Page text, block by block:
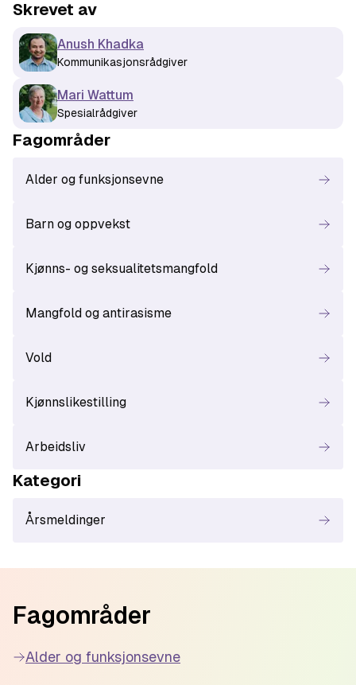
Skrevet av
Anush Khadka
Kommunikasjonsrådgiver
Mari Wattum
Spesialrådgiver
Fagområder
Alder og funksjonsevne
Barn og oppvekst
Kjønns- og seksualitetsmangfold
Mangfold og antirasisme
Vold
Kjønnslikestilling
Arbeidsliv
Kategori
Årsmeldinger
Fagområder
Alder og funksjonsevne